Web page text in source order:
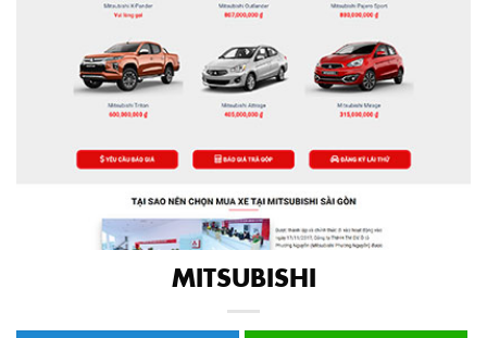
MITSUBISHI